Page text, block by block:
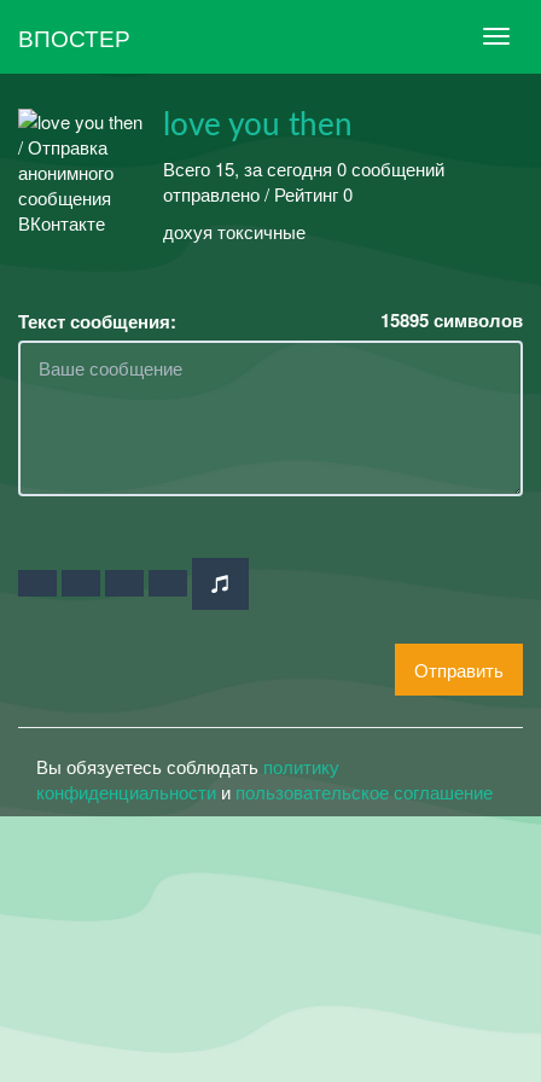
ВПОСТЕР
love you then
Всего 15, за сегодня 0 сообщений
отправлено / Рейтинг 0
дохуя токсичные
Текст сообщения: 15895символов
Отправить
Вы обязуетесь соблюдать политику
конфиденциальности и пользовательское соглашение